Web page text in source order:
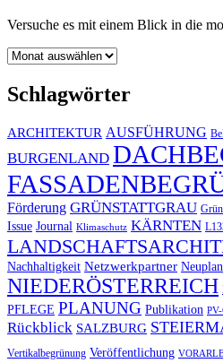
Versuche es mit einem Blick in die
Archiv
Schlagwörter
ARCHITEKTUR AUSFÜHRUNG
BURGENLAND
Förderung GRÜNSTATTGRAU
Issue Journal Klimaschutz KÄRNTEN
Nachhaltigkeit Netzwerkpartner
NIEDERÖSTERREICH
PFLEGE PLANUNG Publikation
Rückblick SALZBURG
Vertikalbegrünung Veröffentlichung